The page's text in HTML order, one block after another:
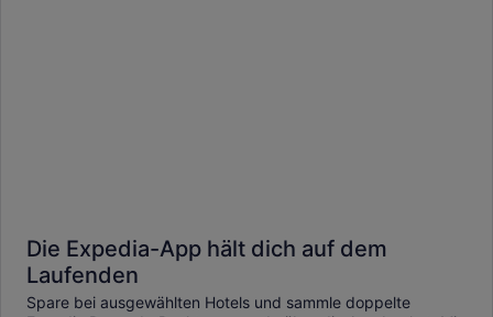
Die Expedia-App hält dich auf dem
Laufenden
Spare bei ausgewählten Hotels und sammle doppelte